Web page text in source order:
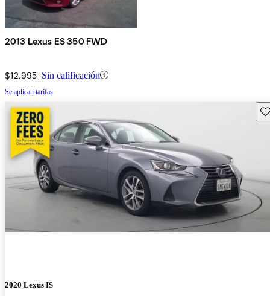
2013 Lexus ES 350 FWD
$12,995 Sin calificación
Se aplican tarifas
2020 Lexus IS